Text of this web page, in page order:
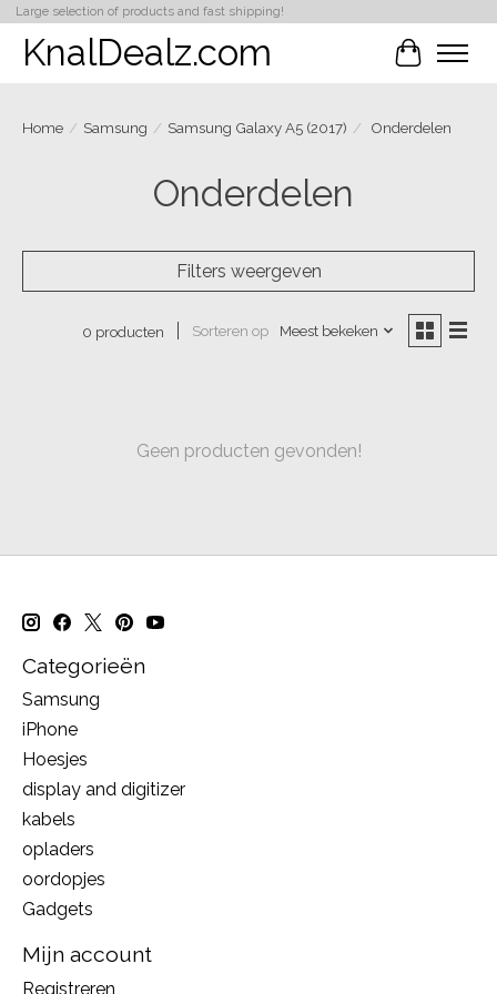
Large selection of products and fast shipping!
KnalDealz.com
Home / Samsung / Samsung Galaxy A5 (2017) / Onderdelen
Onderdelen
Filters weergeven
0 producten Sorteren op Meest bekeken
Geen producten gevonden!
Categorieën
Samsung
iPhone
Hoesjes
display and digitizer
kabels
opladers
oordopjes
Gadgets
Mijn account
Registreren